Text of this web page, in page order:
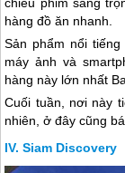
hàng đồ ăn nhanh.
Sản phẩm nổi
máy ảnh và
hàng này lớn nhất
Cuối tuần, nơi này
nhiên, ở đây cũng
Siam Discovery